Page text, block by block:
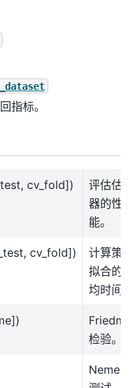
指标。
cv_fold])
评估估
器的性
能。
cv_fold])
计算策
拟合的
均时间
检验。